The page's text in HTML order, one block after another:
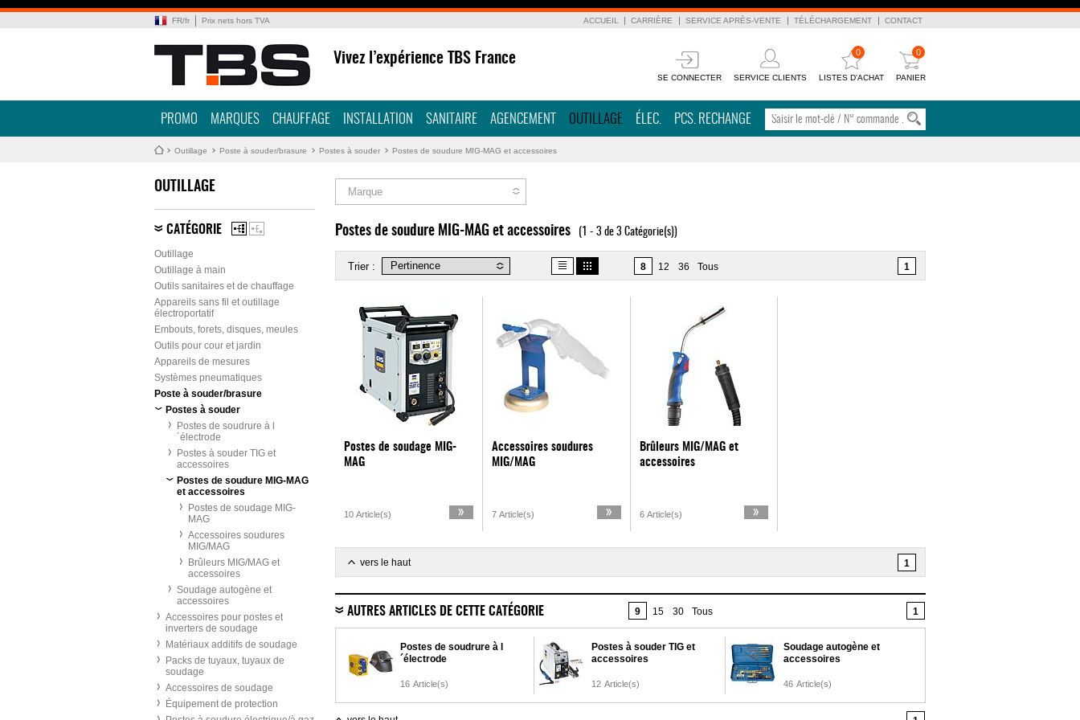
FR/fr Prix nets hors TVA ACCUEIL CARRIÈRE SERVICE APRÈS-VENTE TÉLÉCHARGEMENT CONTACT
Vivez l’expérience TBS France
SE CONNECTER SERVICE CLIENTS
0
LISTES D'ACHAT
0
PANIER
PROMO MARQUES CHAUFFAGE INSTALLATION SANITAIRE AGENCEMENT OUTILLAGE ÉLEC. PCS. RECHANGE
Outillage Poste à souder/brasure Postes à souder Postes de soudure MIG-MAG et accessoires
OUTILLAGE
CATÉGORIE
Outillage
Outillage à main
Outils sanitaires et de chauffage
Appareils sans fil et outillage
électroportatif
Embouts, forets, disques, meules
Outils pour cour et jardin
Appareils de mesures
Systèmes pneumatiques
Poste à souder/brasure
Postes à souder
Postes de soudrure à l
´électrode
Postes à souder TIG et
accessoires
Postes de soudure MIG-MAG
et accessoires
Postes de soudage MIG-
MAG
Accessoires soudures
MIG/MAG
Brûleurs MIG/MAG et
accessoires
Soudage autogène et
accessoires
Accessoires pour postes et
inverters de soudage
Matériaux additifs de soudage
Packs de tuyaux, tuyaux de
soudage
Accessoires de soudage
Équipement de protection
Marque
Postes de soudure MIG-MAG et accessoires (1 - 3 de 3 Catégorie(s))
Trier : 8 12 36 Tous 1
Postes de soudage MIG-
MAG
10 Article(s)
Accessoires soudures
MIG/MAG
7 Article(s)
Brûleurs MIG/MAG et
accessoires
6 Article(s)
vers le haut 1
AUTRES ARTICLES DE CETTE CATÉGORIE 9 15 30 Tous 1
Postes de soudrure à l
´électrode
16 Article(s)
Postes à souder TIG et
accessoires
12 Article(s)
Soudage autogène et
accessoires
46 Article(s)